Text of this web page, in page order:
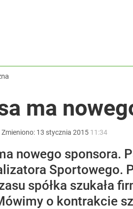
do 2030 roku?
ma
Zmieniono: 13 stycznia 2015 11:34
nowego sponsora.
Sportowego.
spółka szukała
o kontrakcie